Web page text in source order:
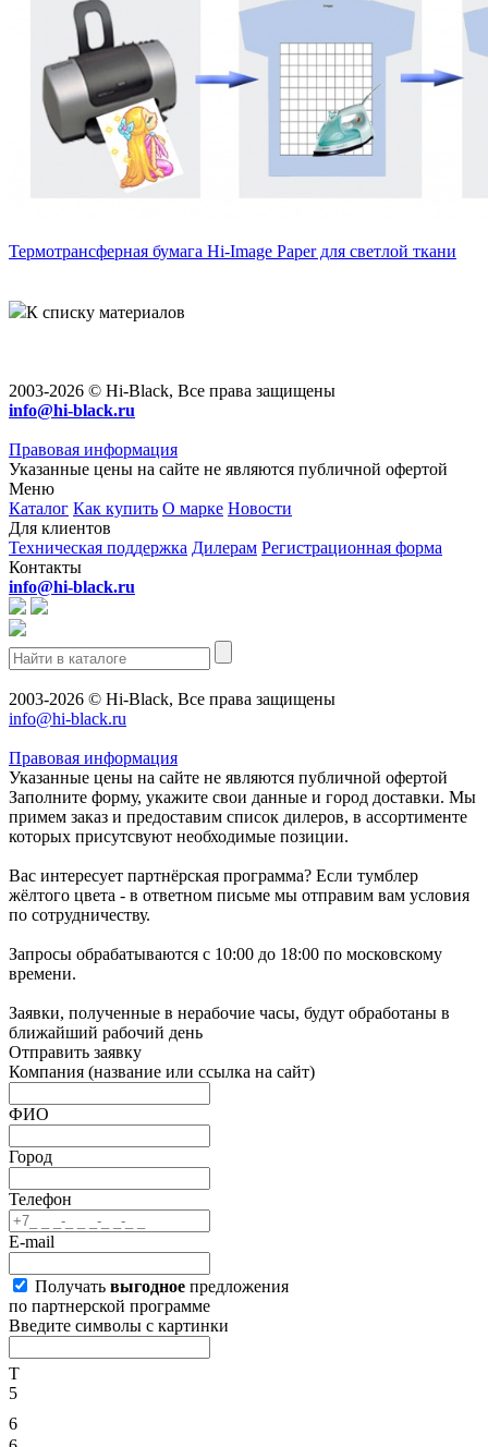
Термотрансферная бумага Hi-Image Paper для светлой ткани
К списку материалов
2003-2026 © Hi-Black, Все права защищены
info@hi-black.ru
Правовая информация
Указанные цены на сайте не являются публичной офертой
Меню
Каталог Как купить О марке Новости
Для клиентов
Техническая поддержка Дилерам Регистрационная форма
Контакты
info@hi-black.ru
2003-2026 © Hi-Black, Все права защищены
info@hi-black.ru
Правовая информация
Указанные цены на сайте не являются публичной офертой
Заполните форму, укажите свои данные и город доставки. Мы
примем заказ и предоставим список дилеров, в ассортименте
которых присутсвуют необходимые позиции.
Вас интересует партнёрская программа? Если тумблер
жёлтого цвета - в ответном письме мы отправим вам условия
по сотрудничеству.
Запросы обрабатываются с 10:00 до 18:00 по московскому
времени.
Заявки, полученные в нерабочие часы, будут обработаны в
ближайший рабочий день
Отправить заявку
Компания (название или ссылка на сайт)
ФИО
Город
Телефон
E-mail
Получать выгодное предложения
по партнерской программе
Введите символы с картинки
T
5
6